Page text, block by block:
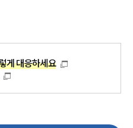
게 대응하세요